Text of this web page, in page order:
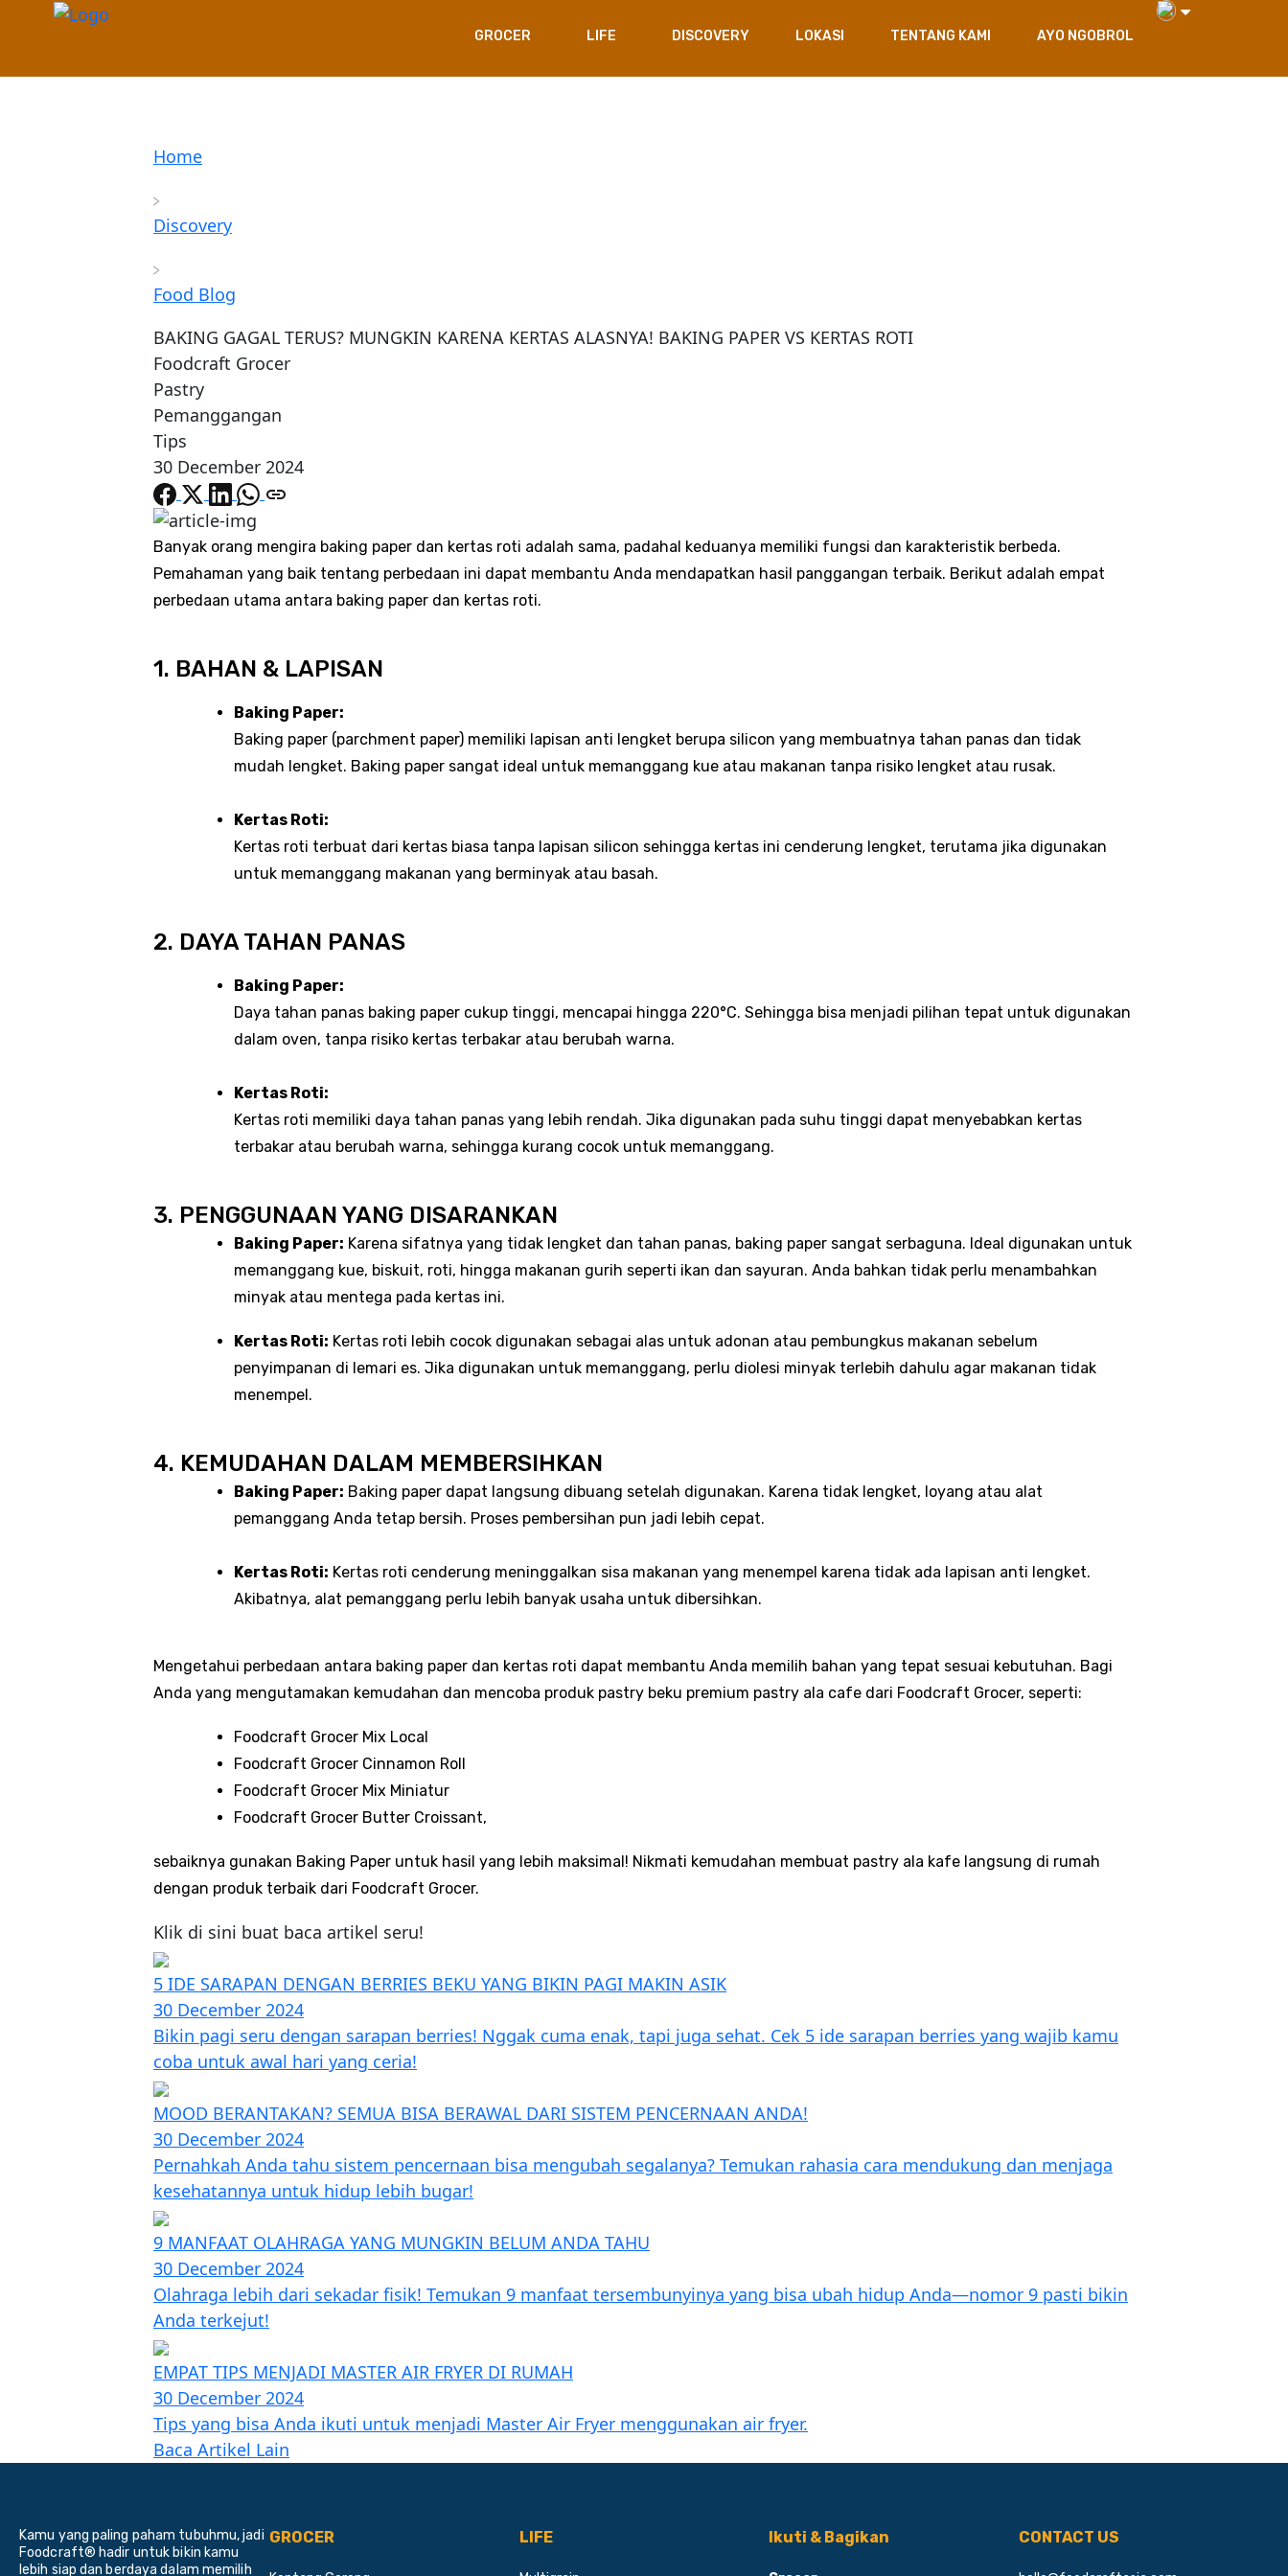
GROCER LIFE DISCOVERY LOKASI TENTANG KAMI AYO NGOBROL
Home
Discovery
Food Blog
BAKING GAGAL TERUS? MUNGKIN KARENA KERTAS ALASNYA! BAKING PAPER VS KERTAS ROTI
Foodcraft Grocer
Pastry
Pemanggangan
Tips
30 December 2024
Banyak orang mengira baking paper dan kertas roti adalah sama, padahal keduanya memiliki fungsi dan karakteristik berbeda.
Pemahaman yang baik tentang perbedaan ini dapat membantu Anda mendapatkan hasil panggangan terbaik. Berikut adalah empat
perbedaan utama antara baking paper dan kertas roti.
1. BAHAN & LAPISAN
Baking Paper:
Baking paper (parchment paper) memiliki lapisan anti lengket berupa silicon yang membuatnya tahan panas dan tidak
mudah lengket. Baking paper sangat ideal untuk memanggang kue atau makanan tanpa risiko lengket atau rusak.
Kertas Roti:
Kertas roti terbuat dari kertas biasa tanpa lapisan silicon sehingga kertas ini cenderung lengket, terutama jika digunakan
untuk memanggang makanan yang berminyak atau basah.
2. DAYA TAHAN PANAS
Baking Paper:
Daya tahan panas baking paper cukup tinggi, mencapai hingga 220°C. Sehingga bisa menjadi pilihan tepat untuk digunakan
dalam oven, tanpa risiko kertas terbakar atau berubah warna.
Kertas Roti:
Kertas roti memiliki daya tahan panas yang lebih rendah. Jika digunakan pada suhu tinggi dapat menyebabkan kertas
terbakar atau berubah warna, sehingga kurang cocok untuk memanggang.
3. PENGGUNAAN YANG DISARANKAN
Baking Paper: Karena sifatnya yang tidak lengket dan tahan panas, baking paper sangat serbaguna. Ideal digunakan untuk
memanggang kue, biskuit, roti, hingga makanan gurih seperti ikan dan sayuran. Anda bahkan tidak perlu menambahkan
minyak atau mentega pada kertas ini.
Kertas Roti: Kertas roti lebih cocok digunakan sebagai alas untuk adonan atau pembungkus makanan sebelum
penyimpanan di lemari es. Jika digunakan untuk memanggang, perlu diolesi minyak terlebih dahulu agar makanan tidak
menempel.
4. KEMUDAHAN DALAM MEMBERSIHKAN
Baking Paper: Baking paper dapat langsung dibuang setelah digunakan. Karena tidak lengket, loyang atau alat
pemanggang Anda tetap bersih. Proses pembersihan pun jadi lebih cepat.
Kertas Roti: Kertas roti cenderung meninggalkan sisa makanan yang menempel karena tidak ada lapisan anti lengket.
Akibatnya, alat pemanggang perlu lebih banyak usaha untuk dibersihkan.
Mengetahui perbedaan antara baking paper dan kertas roti dapat membantu Anda memilih bahan yang tepat sesuai kebutuhan. Bagi
Anda yang mengutamakan kemudahan dan mencoba produk pastry beku premium pastry ala cafe dari Foodcraft Grocer, seperti:
Foodcraft Grocer Mix Local
Foodcraft Grocer Cinnamon Roll
Foodcraft Grocer Mix Miniatur
Foodcraft Grocer Butter Croissant,
sebaiknya gunakan Baking Paper untuk hasil yang lebih maksimal! Nikmati kemudahan membuat pastry ala kafe langsung di rumah
dengan produk terbaik dari Foodcraft Grocer.
Klik di sini buat baca artikel seru!
5 IDE SARAPAN DENGAN BERRIES BEKU YANG BIKIN PAGI MAKIN ASIK
30 December 2024
Bikin pagi seru dengan sarapan berries! Nggak cuma enak, tapi juga sehat. Cek 5 ide sarapan berries yang wajib kamu
coba untuk awal hari yang ceria!
MOOD BERANTAKAN? SEMUA BISA BERAWAL DARI SISTEM PENCERNAAN ANDA!
30 December 2024
Pernahkah Anda tahu sistem pencernaan bisa mengubah segalanya? Temukan rahasia cara mendukung dan menjaga
kesehatannya untuk hidup lebih bugar!
9 MANFAAT OLAHRAGA YANG MUNGKIN BELUM ANDA TAHU
30 December 2024
Olahraga lebih dari sekadar fisik! Temukan 9 manfaat tersembunyinya yang bisa ubah hidup Anda—nomor 9 pasti bikin
Anda terkejut!
EMPAT TIPS MENJADI MASTER AIR FRYER DI RUMAH
30 December 2024
Tips yang bisa Anda ikuti untuk menjadi Master Air Fryer menggunakan air fryer.
Baca Artikel Lain
Kamu yang paling paham tubuhmu, jadi
Foodcraft® hadir untuk bikin kamu
lebih siap dan berdaya dalam memilih
GROCER LIFE Ikuti & Bagikan CONTACT US